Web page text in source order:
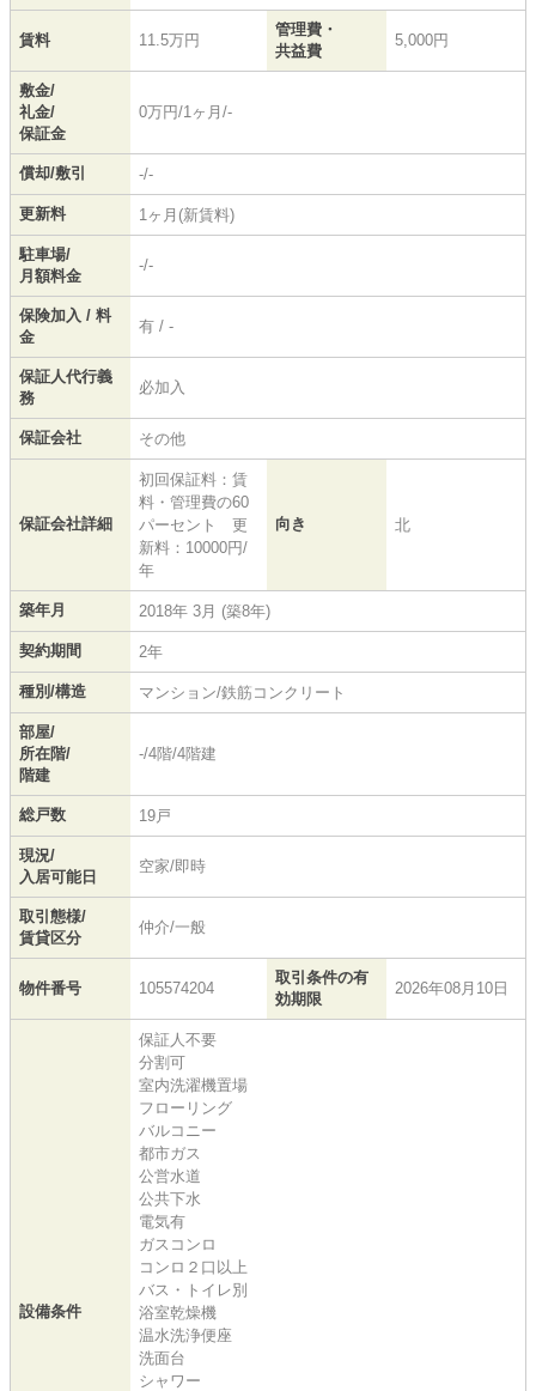
賃料 11.5万円
管理費・
共益費
5,000円
敷金/
礼金/
保証金
0万円/1ヶ月/-
償却/敷引 -/-
更新料 1ヶ月(新賃料)
駐車場/
月額料金
-/-
保険加入 / 料
金
有 / -
保証人代行義
務
必加入
保証会社 その他
保証会社詳細
初回保証料：賃
料・管理費の60
パーセント 更
新料：10000円/
年
向き 北
築年月 2018年 3月 (築8年)
契約期間 2年
種別/構造 マンション/鉄筋コンクリート
部屋/
所在階/
階建
-/4階/4階建
総戸数 19戸
現況/
入居可能日
空家/即時
取引態様/
賃貸区分
仲介/一般
物件番号 105574204
取引条件の有
効期限
2026年08月10日
設備条件
保証人不要
分割可
室内洗濯機置場
フローリング
バルコニー
都市ガス
公営水道
公共下水
電気有
ガスコンロ
コンロ２口以上
バス・トイレ別
浴室乾燥機
温水洗浄便座
洗面台
シャワー